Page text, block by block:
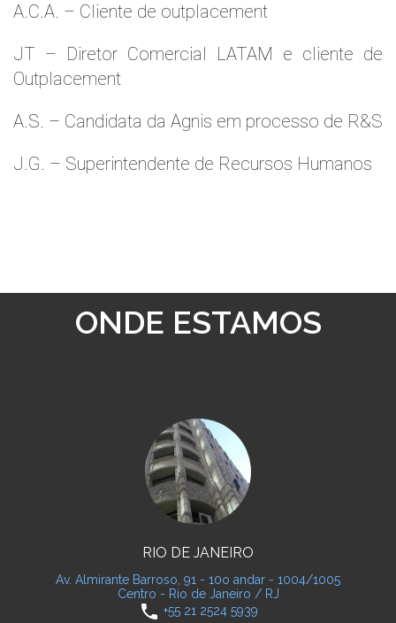
A.C.A. – Cliente de outplacement
JT – Diretor Comercial LATAM e cliente de
Outplacement
A.S. – Candidata da Agnis em processo de R&S
J.G. – Superintendente de Recursos Humanos
ONDE ESTAMOS
RIO DE JANEIRO
Av. Almirante Barroso, 91 - 10o andar - 1004/1005
Centro - Rio de Janeiro / RJ
phone +55 21 2524 5939